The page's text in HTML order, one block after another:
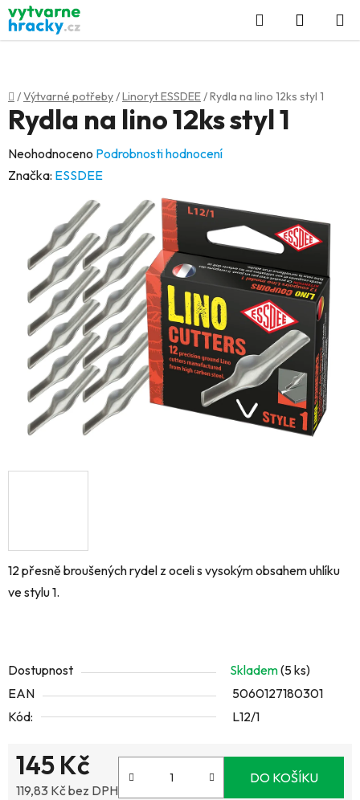
Přejít
na
obsah
Hledat
KOŠÍK
Domů
/Výtvarné potřeby/Linoryt ESSDEE/Rydla na lino 12ks styl 1
12 přesně broušených rydel z oceli s vysokým obsahem uhlíku
ve stylu 1.
Dostupnost Skladem(5 ks)
EAN
5060127180301
Kód:
L12/1
145 Kč
119,83 Kč bez DPH
DO KOŠÍKU
Rydla na lino 12ks styl 1
Průměrné
hodnocení
hvězdiček.
Neohodnoceno Podrobnosti hodnocení
Značka: ESSDEE